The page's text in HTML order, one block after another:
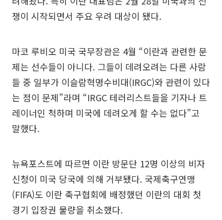
쟁이 시작되면서 주요 우려 대상이 됐다.
마코 루비오 미국 국무장관은 4월 “이란과 관련한 문
제는 선수들이 아니다. 그들이 데려오려는 다른 사람
들 중 일부가 이슬람혁명수비대(IRGC)와 관련이 있다
는 점이 문제”라며 “IRGC 테러리스트들을 기자나 트
레이너인 척하며 미국에 데려오게 할 수는 없다”고
말했다.
뉴욕포스트에 따르면 이란 방문단 12명 이상의 비자
신청이 미국 당국에 의해 거부됐다. 국제축구연맹
(FIFA)도 이란 축구협회에 배정했던 이란의 대회 첫
경기 입장권 물량을 취소했다.